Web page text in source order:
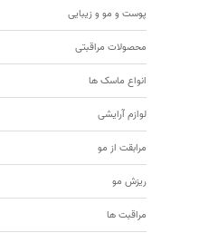
پوست و مو و زیبایی
محصولات مراقبتی
انواع ماسک ها
لوازم آرایشی
مرابقت از مو
ریزش مو
مراقبت ها